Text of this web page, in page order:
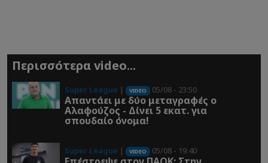
Περισσότερα video...
Super League | VIDEO 05/08 - 23:50
Απαντάει με δύο μεταγραφές ο
Αλαφούζος - Δίνει 5 εκατ. για
σπουδαίο όνομα!
Super League | VIDEO 05/08 - 19:40